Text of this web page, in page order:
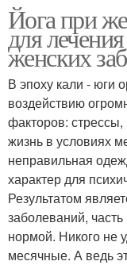
Йога при
для
женских
В эпоху кали - юги
воздействию
факторов:
жизнь в условиях
неправильная
характер для
Результатом
заболеваний,
нормой. Никого не
месячные. А ведь